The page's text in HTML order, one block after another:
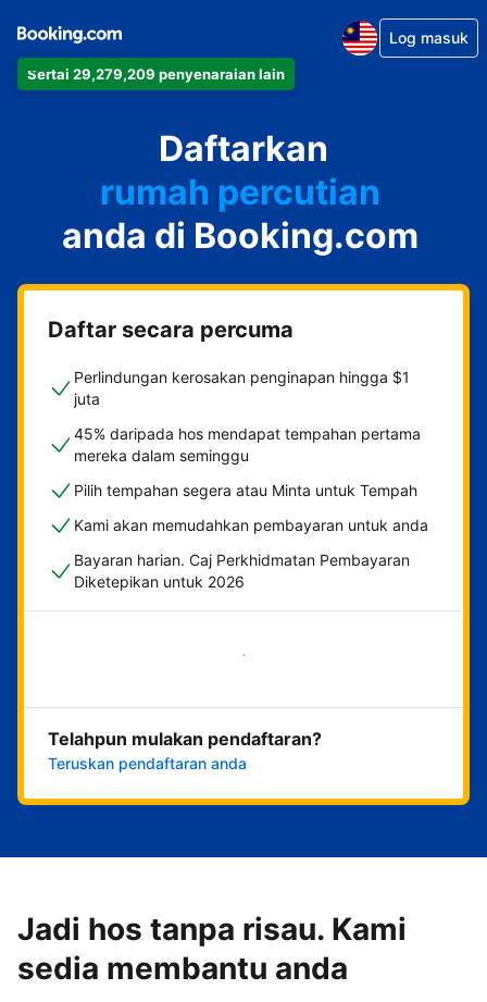
Sertai 29,279,209 penyenaraian lain
Log masuk
Daftarkan
apartmen
hotel
rumah percutian
rumah tamu
penginapan dan sarapan
anda di Booking.com
Daftar secara percuma
Perlindungan kerosakan penginapan hingga $1
juta
45% daripada hos mendapat tempahan pertama
mereka dalam seminggu
Pilih tempahan segera atau Minta untuk Tempah
Kami akan memudahkan pembayaran untuk anda
Bayaran harian. Caj Perkhidmatan Pembayaran
Diketepikan untuk 2026
Mulakan sekarang
Telahpun mulakan pendaftaran?
Teruskan pendaftaran anda
Jadi hos tanpa risau. Kami
sedia membantu anda